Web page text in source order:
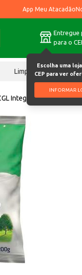
App Meu Atacadão
Entregue
para o
Escolha uma
CEP para ver
INFORMAR
Limpeza
Integral 200g